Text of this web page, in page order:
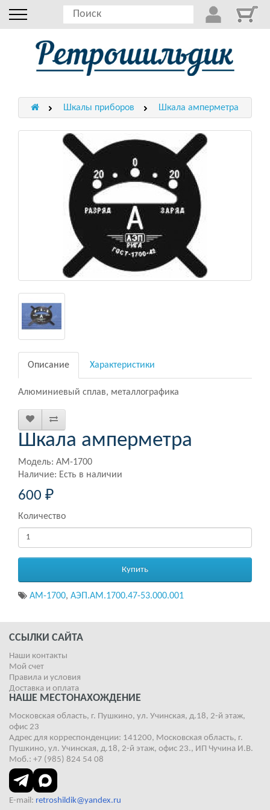
Шкалы приборов Шкала амперметра
Описание Характеристики
Алюминиевый сплав, металлографика
Шкала амперметра
Модель: АМ-1700
Наличие: Есть в наличии
600 ₽
Количество
Купить
АМ-1700, АЭП.АМ.1700.47-53.000.001
ССЫЛКИ САЙТА
Наши контакты
Мой счет
Правила и условия
Доставка и оплата
НАШЕ МЕСТОНАХОЖДЕНИЕ
Московская область, г. Пушкино, ул. Учинская, д.18, 2-й этаж,
офис 23
Адрес для корреспонденции: 141200, Московская область, г.
Пушкино, ул. Учинская, д.18, 2-й этаж, офис 23., ИП Чучина И.В.
Моб.: +7 (985) 824 54 08
E-mail: retroshildik@yandex.ru